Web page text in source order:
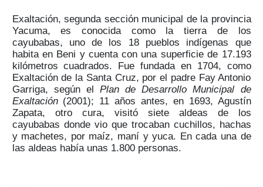
Exaltación, segunda sección municipal de la provincia
Yacuma,­ es conocida como la tierra de los
cayubabas, uno de los 18 pueblos indígenas que
habita en Beni y cuenta con una superficie de 17.193
kilómetros cuadrados. Fue fundada en 1704, como
Exaltación de la Santa Cruz, por el padre Fay Antonio
Garriga, según el Plan de Desarrollo Municipal de
Exaltación(2001); 11 años antes, en 1693, Agustín
Zapata, otro cura, visitó siete aldeas de los
cayubabas donde vio que trocaban cuchillos, hachas
y machetes, por maíz, maní y yuca. En cada una de
las aldeas había unas 1.800 personas.